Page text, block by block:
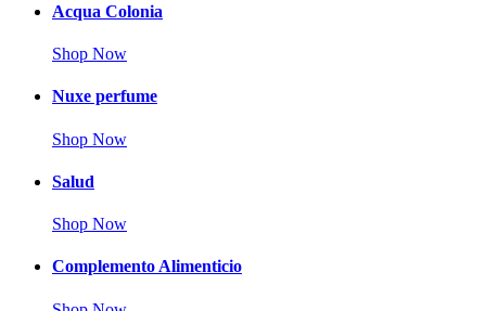
Acqua Colonia
Shop Now
Nuxe perfume
Shop Now
Salud
Shop Now
Complemento Alimenticio